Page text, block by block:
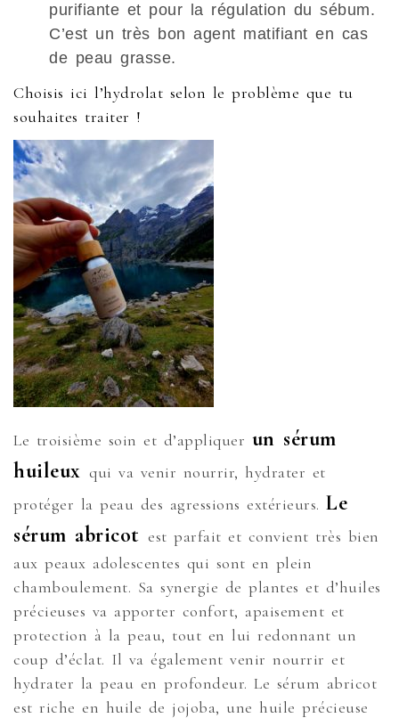
purifiante et pour la régulation du sébum.
C’est un très bon agent matifiant en cas
de peau grasse.
Choisis ici l’hydrolat selon le problème que tu
souhaites traiter !
Le troisième soin et d’appliquer un sérum
huileux qui va venir nourrir, hydrater et
protéger la peau des agressions extérieurs. Le
sérum abricot est parfait et convient très bien
aux peaux adolescentes qui sont en plein
chamboulement. Sa synergie de plantes et d’huiles
précieuses va apporter confort, apaisement et
protection à la peau, tout en lui redonnant un
coup d’éclat. Il va également venir nourrir et
hydrater la peau en profondeur. Le sérum abricot
est riche en huile de jojoba, une huile précieuse